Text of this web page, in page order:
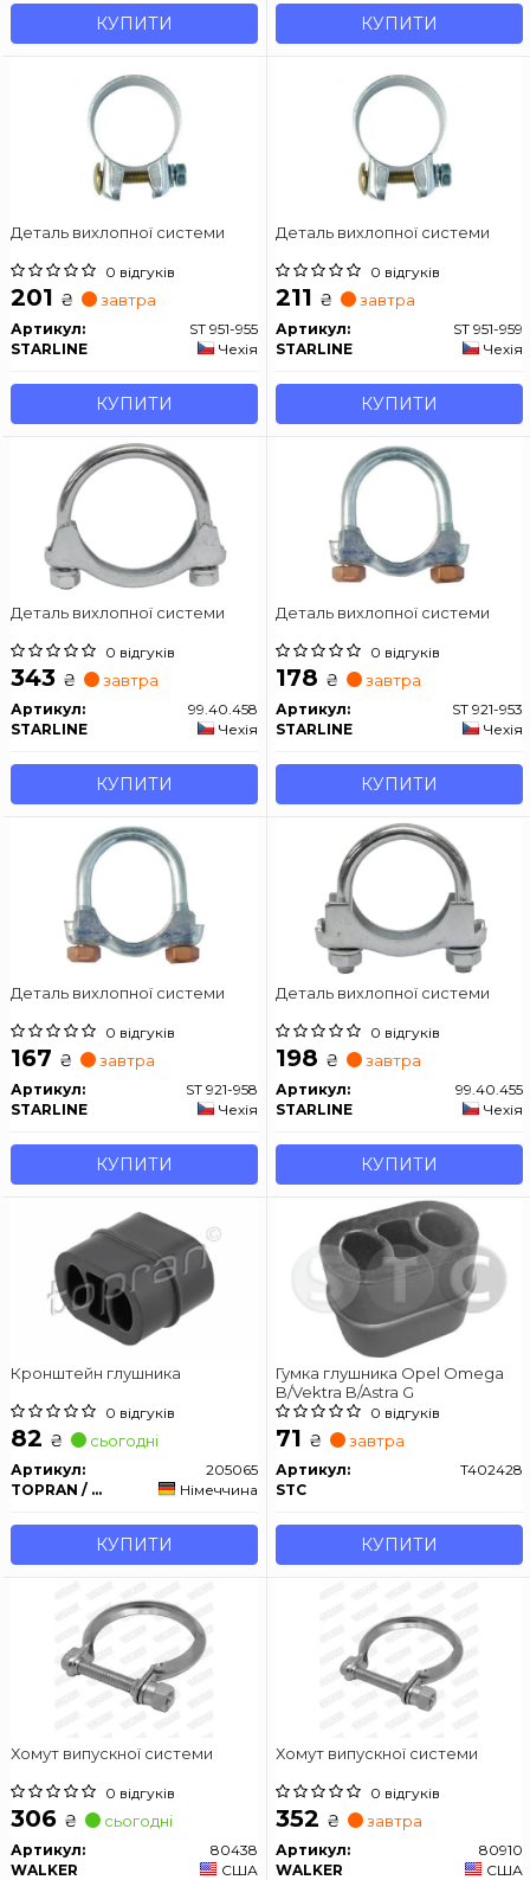
КУПИТИ КУПИТИ
Деталь вихлопної системи
0 відгуків
201 ₴ завтра
Артикул:
ST 951-955
STARLINE
Чехія
КУПИТИ
Деталь вихлопної системи
0 відгуків
211 ₴ завтра
Артикул:
ST 951-959
STARLINE
Чехія
КУПИТИ
Деталь вихлопної системи
0 відгуків
343 ₴ завтра
Артикул:
99.40.458
STARLINE
Чехія
КУПИТИ
Деталь вихлопної системи
0 відгуків
178 ₴ завтра
Артикул:
ST 921-953
STARLINE
Чехія
КУПИТИ
Деталь вихлопної системи
0 відгуків
167 ₴ завтра
Артикул:
ST 921-958
STARLINE
Чехія
КУПИТИ
Деталь вихлопної системи
0 відгуків
198 ₴ завтра
Артикул:
99.40.455
STARLINE
Чехія
КУПИТИ
Кронштейн глушника
0 відгуків
82 ₴ сьогодні
Артикул:
205065
TOPRAN / HANS PRIES
Німеччина
КУПИТИ
Гумка глушника Opel Omega
B/Vektra B/Astra G
0 відгуків
71 ₴ завтра
Артикул:
T402428
STC
КУПИТИ
Хомут випускної системи
0 відгуків
306 ₴ сьогодні
Артикул:
80438
WALKER
США
Хомут випускної системи
0 відгуків
352 ₴ завтра
Артикул:
80910
WALKER
США